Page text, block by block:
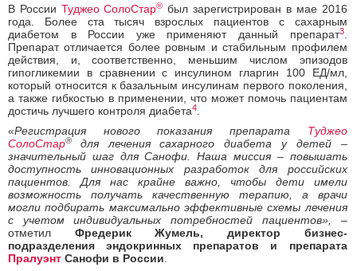
В России Туджео СолоСтар® был зарегистрирован в мае 2016
года. Более ста тысяч взрослых пациентов с сахарным
диабетом в России уже применяют данный препарат3.
Препарат отличается более ровным и стабильным профилем
действия, и, соответственно, меньшим числом эпизодов
гипогликемии в сравнении с инсулином гларгин 100 ЕД/мл,
который относится к базальным инсулинам первого поколения,
а также гибкостью в применении, что может помочь пациентам
достичь лучшего контроля диабета4.
«Регистрация нового показания препарата Туджео
СолоСтар® для лечения сахарного диабета у детей –
значительный шаг для Санофи. Наша миссия – повышать
доступность инновационных разработок для российских
пациентов. Для нас крайне важно, чтобы дети имели
возможность получать качественную терапию, а врачи
могли подбирать максимально эффективные схемы лечения
с учетом индивидуальных потребностей пациентов», –
отметил Фредерик Жумель, директор бизнес-
подразделения эндокринных препаратов и препарата
Пралуэнт Санофи в России.